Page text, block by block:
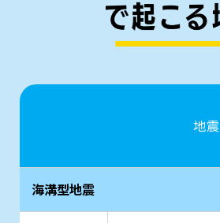
地震
海溝型地震